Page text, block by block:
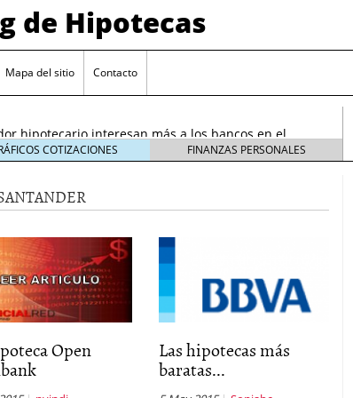
de Hipotecas
Mapa del sitio Contacto
analistas sitúan el índice entre 2,25 % y 2,30 %
sobre el sobreendeudamiento inmobiliario
hipotecario interesan más a los bancos en el
en España: requisitos y condiciones actuales
¿Cómo afectan a la compra de vivienda en
analistas sitúan el índice entre 2,25 % y 2,30 %
sobre el sobreendeudamiento inmobiliario
COTIZACIONES FINANZAS PERSONALES
Open Las hipotecas más
baratas...